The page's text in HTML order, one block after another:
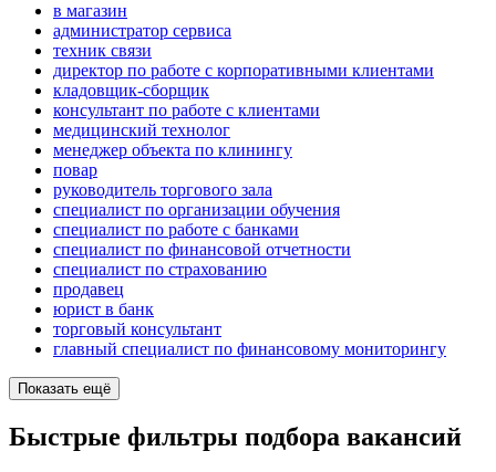
в магазин
администратор сервиса
техник связи
директор по работе с корпоративными клиентами
кладовщик-сборщик
консультант по работе с клиентами
медицинский технолог
менеджер объекта по клинингу
повар
руководитель торгового зала
специалист по организации обучения
специалист по работе с банками
специалист по финансовой отчетности
специалист по страхованию
продавец
юрист в банк
торговый консультант
главный специалист по финансовому мониторингу
Показать ещё
Быстрые фильтры подбора вакансий